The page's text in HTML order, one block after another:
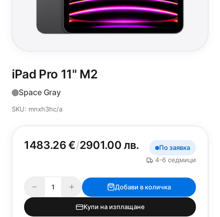
iPad Pro 11" M2
Space Gray
SKU: mnxh3hc/a
1483.26 €/2901.00 лв.
По заявка
4-6 седмици
Добави в количка
Купи на изплащане